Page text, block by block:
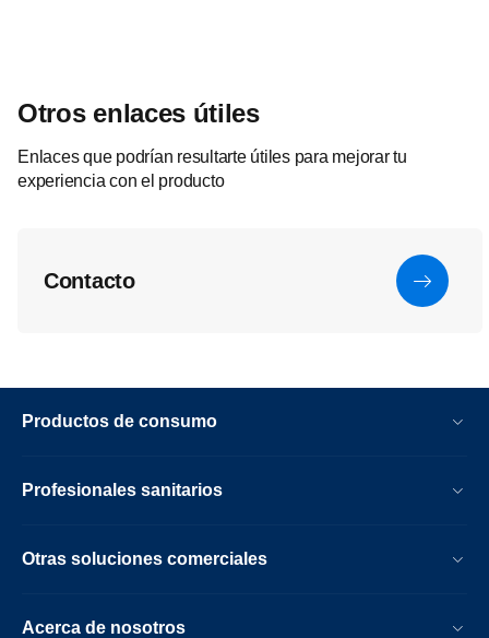
Otros enlaces útiles
Enlaces que podrían resultarte útiles para mejorar tu
experiencia con el producto
Contacto
Productos de consumo
Profesionales sanitarios
Otras soluciones comerciales
Acerca de nosotros